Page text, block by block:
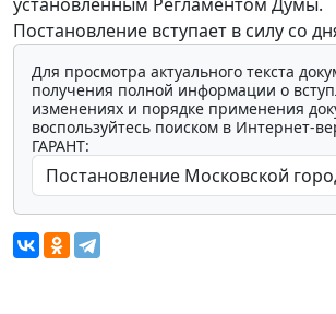
Постановление вступает в силу со
Для просмотра актуального текста
получения полной информации о
изменениях и порядке применения
воспользуйтесь поиском в Интернет-
ГАРАНТ: